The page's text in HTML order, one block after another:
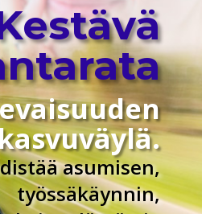
asumisen,
työssäkäynnin,